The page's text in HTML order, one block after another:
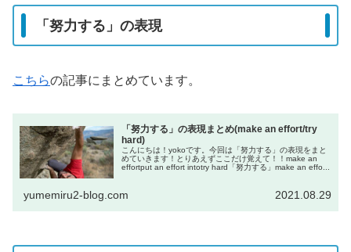
「努力する」の表現
こちらの記事にまとめています。
「努力する」の表現まとめ(make an effort/try
hard)
こんにちは！yokoです。今回は「努力する」の表現をまと
めていきます！とりあえずここだけ覚えて！！make an
effortput an effort intotry hard「努力する」make an effo...
yumemiru2-blog.com 2021.08.29